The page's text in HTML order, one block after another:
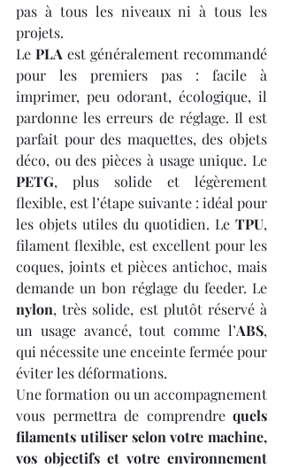
pas à tous les niveaux ni à tous les
projets.
Le PLA est généralement recommandé
pour les premiers pas : facile à
imprimer, peu odorant, écologique, il
pardonne les erreurs de réglage. Il est
parfait pour des maquettes, des objets
PETG, plus solide et légèrement
flexible, est l’étape suivante : idéal pour
les objets utiles du quotidien. Le TPU,
filament flexible, est excellent pour les
coques, joints et pièces antichoc, mais
nylon, très solide, est plutôt réservé à
un usage avancé, tout comme l’ABS,
qui nécessite une enceinte fermée pour
éviter les déformations.
Une formation ou un accompagnement
vous permettra de comprendre quels
filaments utiliser selon votre machine,
vos objectifs et votre environnement